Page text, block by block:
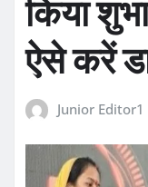
किया
ऐसे करें
Junior Editor1